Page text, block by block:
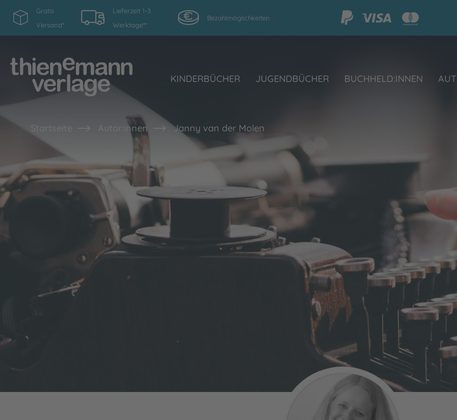
Gratis
Versand*
Lieferzeit 1-3
Werktage**
Bezahlmöglichkeiten
KINDERBÜCHER JUGENDBÜCHER BUCHHELD:INNEN
Startseite Autor:innen Janny van der Molen